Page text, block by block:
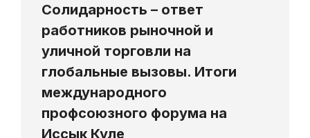
Солидарность – ответ
работников рыночной и
уличной торговли на
глобальные вызовы. Итоги
международного
профсоюзного форума на
Иссык Куле